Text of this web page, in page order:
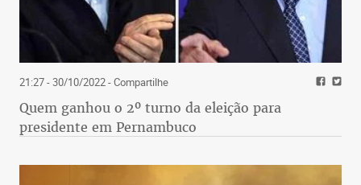
21:27 - 30/10/2022- Compartilhe
Quem ganhou o 2º turno da eleição para
presidente em Pernambuco